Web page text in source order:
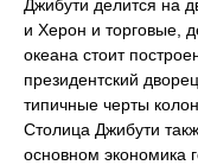
Джибути делится на
и Херон и торговые,
океана стоит
президентский
типичные черты
Столица Джибути
основном экономика